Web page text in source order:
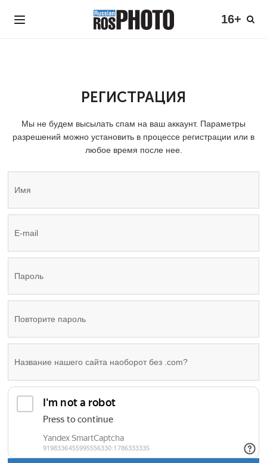
16+
РЕГИСТРАЦИЯ
Мы не будем высылать спам на ваш аккаунт. Параметры
разрешений можно установить в процессе регистрации или в
любое время после нее.